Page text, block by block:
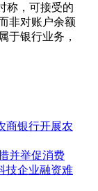
称，可接受的
非对账户余额
于银行业务，
商银行开展农
并举促消费
技企业融资难